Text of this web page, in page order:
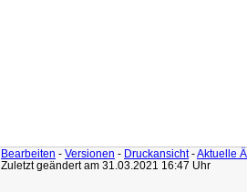
Bearbeiten - Versionen - Druckansicht-Aktuelle
Zuletzt geändert am 31.03.2021 16:47 Uhr